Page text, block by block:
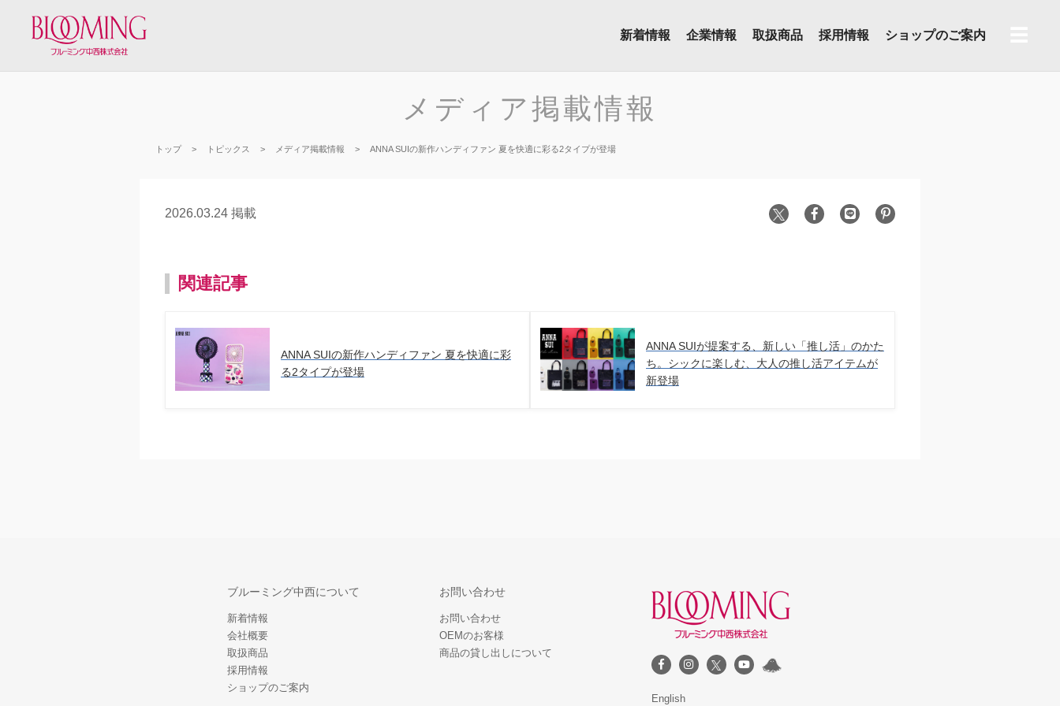
新着情報 企業情報 取扱商品 採用情報 ショップのご案内
メディア掲載情報
トップ トピックス メディア掲載情報 ANNA SUIの新作ハンディファン 夏を快適に彩る2タイプが登場
2026.03.24 掲載
関連記事
ANNA SUIの新作ハンディファン 夏を快適に彩
る2タイプが登場
ANNA SUIが提案する、新しい「推し活」のかた
ち。シックに楽しむ、大人の推し活アイテムが
新登場
ブルーミング中西について
新着情報
会社概要
取扱商品
採用情報
ショップのご案内
お問い合わせ
お問い合わせ
OEMのお客様
商品の貸し出しについて
English